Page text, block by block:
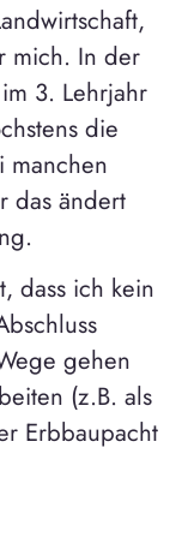
mich. In der
3. Lehrjahr
die
manchen
das ändert
dass ich kein
gehen
(z.B. als
Erbbaupacht